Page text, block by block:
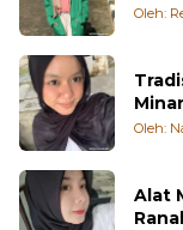
Oleh:
Oleh:
Alat